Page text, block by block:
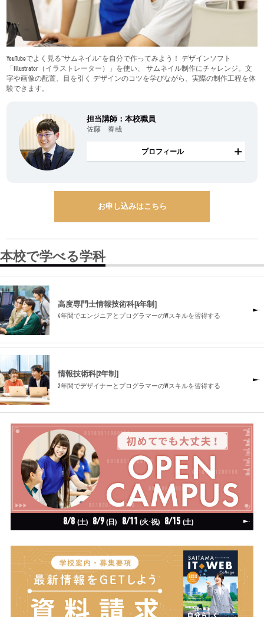
YouTubeでよく見る“サムネイル”を自分で作ってみよう！ デザインソフト
「Illustrator（イラストレーター）」を使い、 サムネイル制作にチャレンジ。文
字や画像の配置、目を引く デザインのコツを学びながら、実際の制作工程を体
験できます。
担当講師：本校職員
佐藤 春哉
プロフィール
お申し込みはこちら
本校で学べる学科
高度専門士情報技術科[4年制]
4年間でエンジニアとプログラマーのWスキルを習得する
情報技術科[2年制]
2年間でデザイナーとプログラマーのWスキルを習得する
8/8 (土) 8/9 (日) 8/11 (火·祝) 8/15 (土)